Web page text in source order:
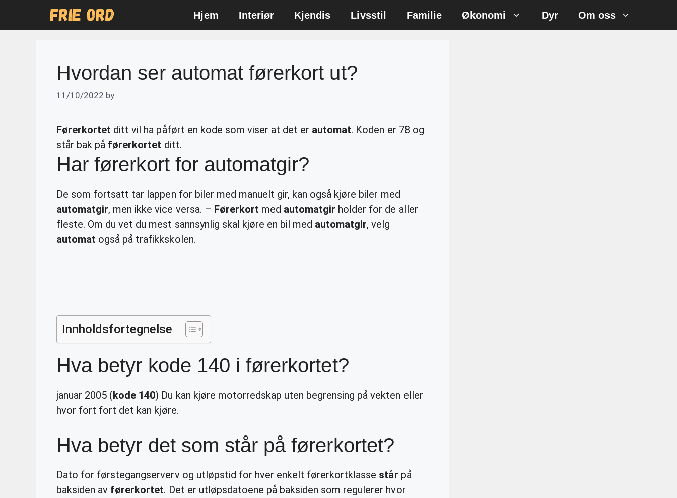
Hjem Interiør Kjendis Livsstil Familie Økonomi Dyr Om oss
Hvordan ser automat førerkort ut?
11/10/2022 by
Førerkortet ditt vil ha påført en kode som viser at det er automat. Koden er 78 og
står bak på førerkortet ditt.
Har førerkort for automatgir?
De som fortsatt tar lappen for biler med manuelt gir, kan også kjøre biler med
automatgir, men ikke vice versa. – Førerkort med automatgir holder for de aller
fleste. Om du vet du mest sannsynlig skal kjøre en bil med automatgir, velg
automat også på trafikkskolen.
Innholdsfortegnelse
Hva betyr kode 140 i førerkortet?
januar 2005 (kode 140) Du kan kjøre motorredskap uten begrensing på vekten eller
hvor fort fort det kan kjøre.
Hva betyr det som står på førerkortet?
Dato for førstegangserverv og utløpstid for hver enkelt førerkortklasse står på
baksiden av førerkortet. Det er utløpsdatoene på baksiden som regulerer hvor